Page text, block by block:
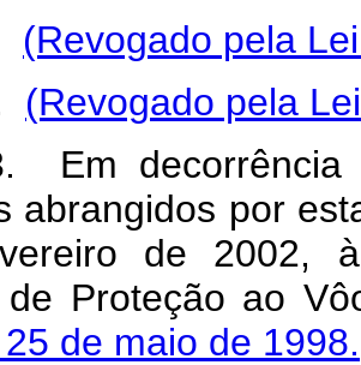
(Revogado pela
(Revogado pela
Em
abrangidos por
de 2002,
de Proteção ao
de maio de 1998.